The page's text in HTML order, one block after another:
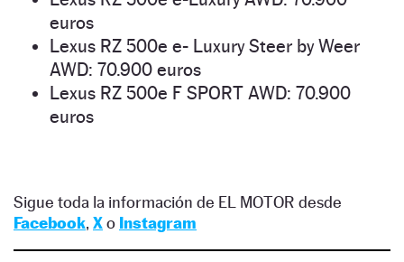
euros
Lexus RZ 500e e- Luxury Steer by Weer
AWD: 70.900 euros
Lexus RZ 500e F SPORT AWD: 70.900
euros
Sigue toda la información de EL MOTOR desde
Facebook, Xo Instagram